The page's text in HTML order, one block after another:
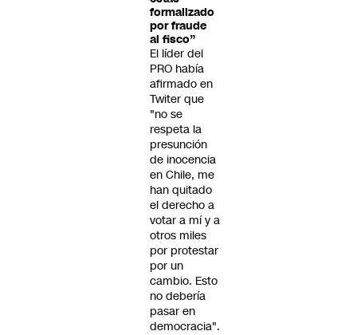
formalizado
por fraude
al fisco”
El líder del
PRO había
afirmado en
Twiter que
"no se
respeta la
presunción
de inocencia
en Chile, me
han quitado
el derecho a
votar a mí y a
otros miles
por protestar
por un
cambio. Esto
no debería
pasar en
democracia".